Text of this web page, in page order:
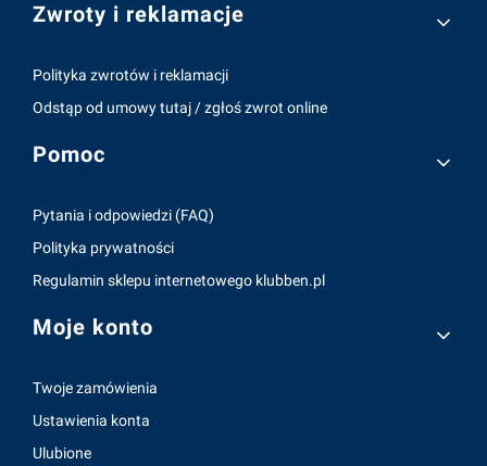
Zwroty i reklamacje
Polityka zwrotów i reklamacji
Odstąp od umowy tutaj / zgłoś zwrot online
Pomoc
Pytania i odpowiedzi (FAQ)
Polityka prywatności
Regulamin sklepu internetowego klubben.pl
Moje konto
Twoje zamówienia
Ustawienia konta
Ulubione